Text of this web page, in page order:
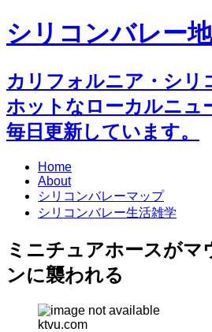
シリコンバレー
カリフォルニア・シリ
ホットなローカルニュ
毎日更新しています。
Home
About
シリコンバレーマップ
シリコンバレー生活雑学
ミニチュアホースがマ
ンに襲われる
ktvu.com